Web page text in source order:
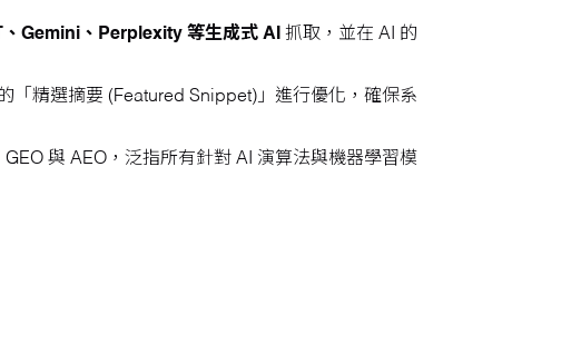
Gemini、Perplexity 等生成式 AI 抓取，並在 AI 的
「精選摘要 (Featured Snippet)」進行優化，確保系
與 AEO，泛指所有針對 AI 演算法與機器學習模